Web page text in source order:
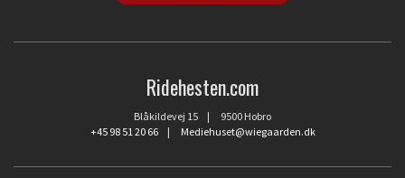
Ridehesten.com
Blåkildevej 15 | 9500 Hobro
+45 98 51 20 66| Mediehuset@wiegaarden.dk